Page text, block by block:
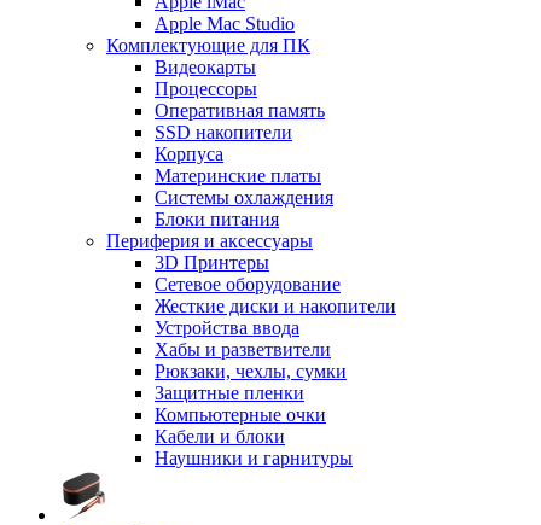
Apple Mac Studio
Комплектующие для ПК
Видеокарты
Процессоры
Оперативная память
SSD накопители
Корпуса
Материнские платы
Системы охлаждения
Блоки питания
Периферия и аксессуары
3D Принтеры
Сетевое оборудование
Жесткие диски и накопители
Устройства ввода
Хабы и разветвители
Рюкзаки, чехлы, сумки
Защитные пленки
Компьютерные очки
Кабели и блоки
Наушники и гарнитуры